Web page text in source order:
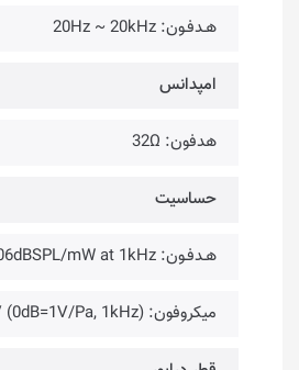
هـدفـون: 20Hz ~ 20kHz
امپدانس
هدفون: 32Ω
حساسیت
هـدفـون: 106dBSPL/mW at 1kHz
میکروفون: 45dBV (0dB=1V/Pa, 1kHz)-